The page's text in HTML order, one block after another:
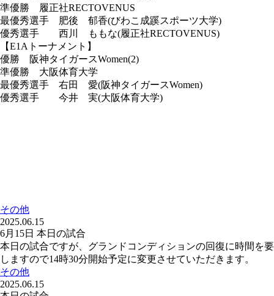
準優勝 履正社RECTOVENUS
最優秀選手 肥後 郁香(びわこ成蹊スポーツ大学)
優秀選手 西川 ももな(履正社RECTOVENUS)
【E1Aトーナメント】
優勝 阪神タイガースWomen(2)
準優勝 大阪体育大学
最優秀選手 右田 愛(阪神タイガースWomen)
優秀選手 今井 実(大阪体育大学)
その他
2025.06.15
6月15日 本日の試合
本日の試合ですが、グランドコンディションの回復に時間を要
しますので14時30分開始予定に変更させていただきます。
その他
2025.06.15